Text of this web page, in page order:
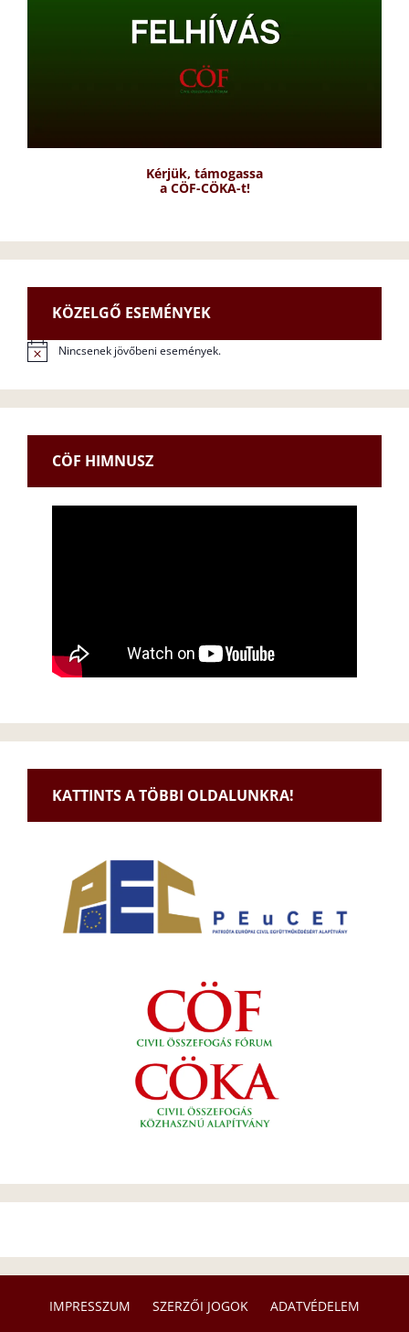
Kérjük, támogassa
a CÖF-CÖKA-t!
KÖZELGŐ ESEMÉNYEK
N
Nincsenek jövőbeni események.
CÖF HIMNUSZ
KATTINTS A TÖBBI OLDALUNKRA!
IMPRESSZUM SZERZŐI JOGOK ADATVÉDELEM